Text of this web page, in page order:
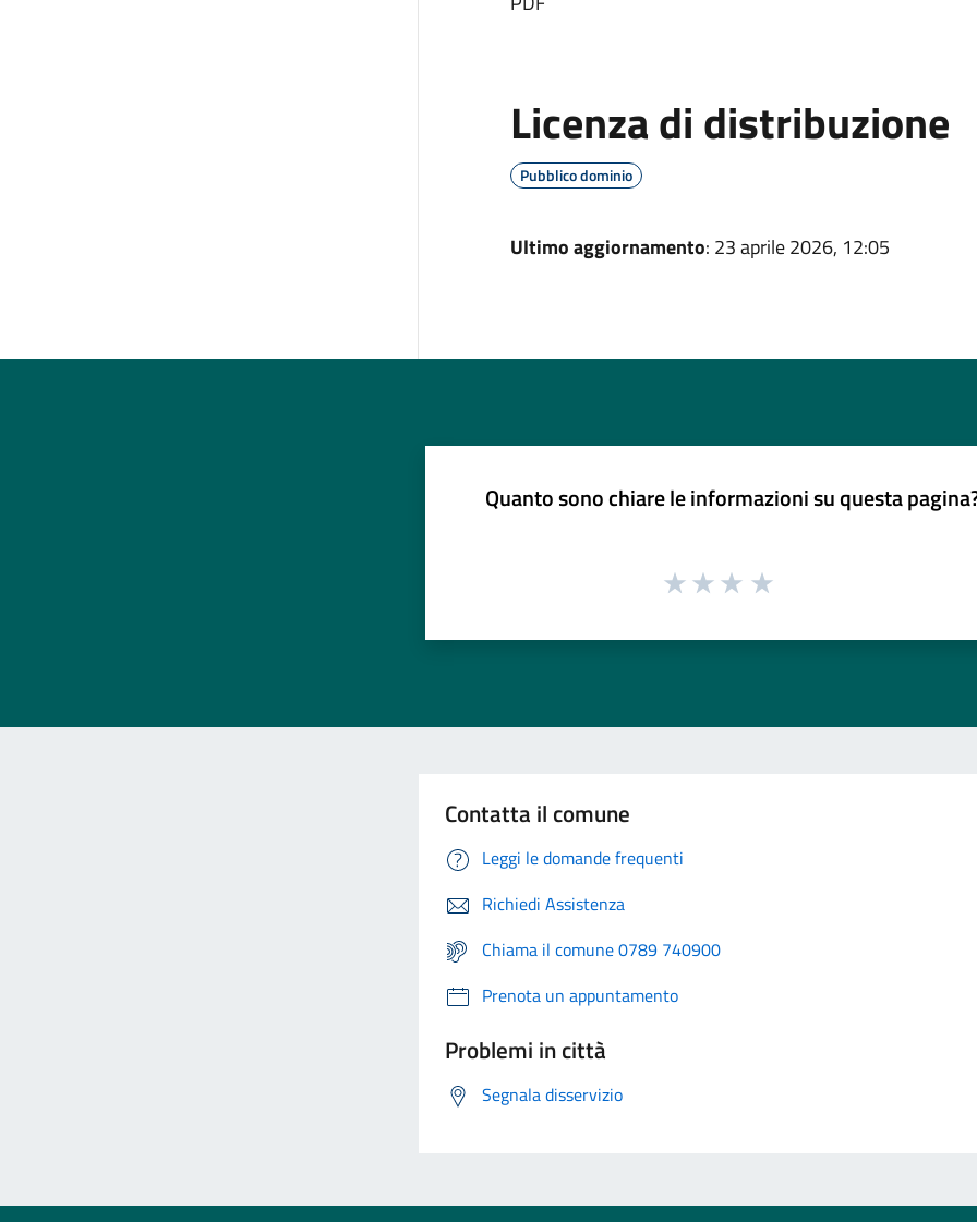
Licenza di distribuzione
Pubblico dominio
Ultimo aggiornamento: 23 aprile 2026, 12:05
Quanto sono chiare le informazioni su questa
Contatta il comune
Leggi le domande frequenti
Richiedi Assistenza
Chiama il comune 0789 740900
Prenota un appuntamento
Problemi in città
Segnala disservizio